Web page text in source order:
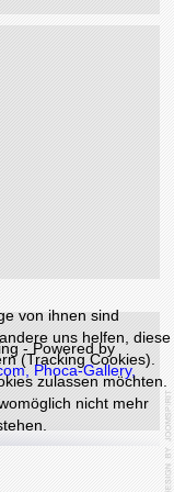
- Powered by
Phoca-Gallery,
von ihnen sind
uns helfen, diese
(Tracking Cookies).
zulassen möchten.
nicht mehr